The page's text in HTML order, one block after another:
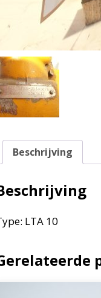
Beschrijving
LTA 10